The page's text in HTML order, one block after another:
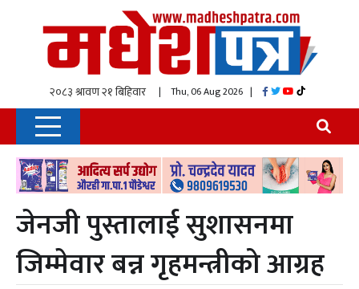
| Thu, 06 Aug 2026 |
जेनजी पुस्तालाई सुशासनमा
जिम्मेवार बन्न गृहमन्त्रीको आग्रह